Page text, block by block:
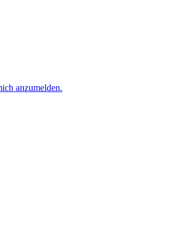
anzumelden.